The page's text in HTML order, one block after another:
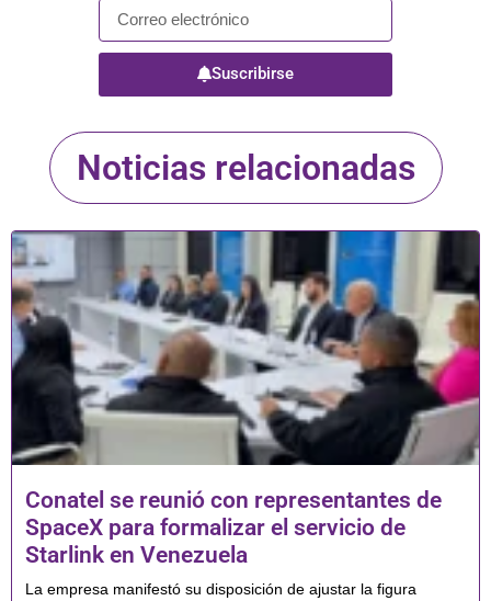
Suscribirse
Noticias relacionadas
Conatel se reunió con representantes de
SpaceX para formalizar el servicio de
Starlink en Venezuela
La empresa manifestó su disposición de ajustar la figura